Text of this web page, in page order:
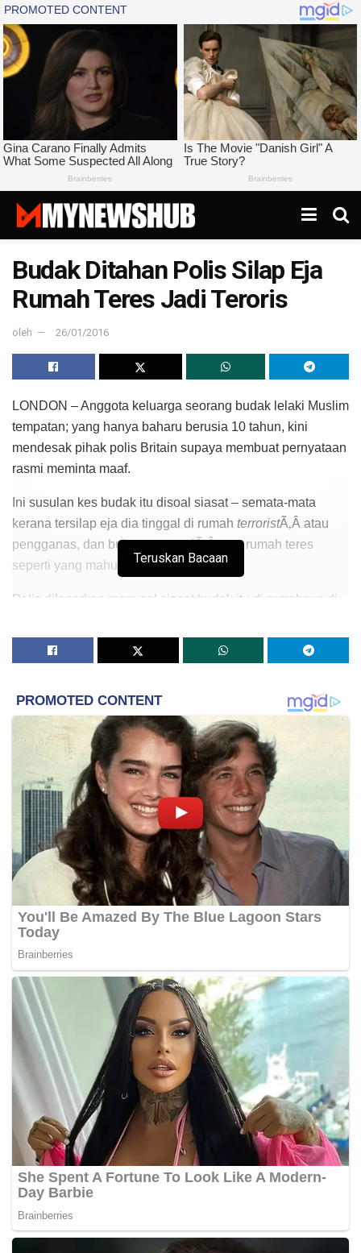
Budak Ditahan Polis Silap Eja
Rumah Teres Jadi Teroris
oleh 26/01/2016
LONDON – Anggota keluarga seorang budak lelaki Muslim
tempatan; yang hanya baharu berusia 10 tahun, kini
mendesak pihak polis Britain supaya membuat pernyataan
rasmi meminta maaf.
Ini susulan kes budak itu disoal siasat – semata-mata
kerana tersilap eja dia tinggal di rumah terroristÃ‚Â atau
pengganas, dan bukanterracedÃ‚Âatau rumah teres
seperti yang mahu dimaksudkannya.
Polis dilaporkan menyoal siasat budak itu di rumahnya di
komputer milik keluarganya setelah dia menulis ejaan
salah itu dalam kelas Bahasa Inggerisnya.
Menurut stesen tempatanBBC
, sejak Julai tahun lalu,
undang-undang Britain menghendaki guru-guru sekolah
untuk melaporkan sebarang kelakuan murid mereka yang
dikesan sebagai mencurigakan.
“Anda boleh bayangkan ini berlaku kepada seorang lelaki
berusia 30 tahun yang menjadi guru, tetapi tidak kepada
seorang anak kecil yang menetap di Accrington,” kata
sepupu budak lelaki itu kepada
BBC .
Contoh model rumeh teres di Britain. – Gambar hiasan
“Guru itu sepatutnya prihatin dengan masalah ejaannya.
Tetapi dia nampaknya takut keterlaluan waima dengan
tulisan salah eja, dan terlalu banyak fikirkan benda yang
bukan-bukan,” tambahnya lagi.
Miqdaad Versi, penolong setiausaha agung Majlis Muslim
Britain; kumpulan terbesar bagi pelbagai pertubuhan Islam
di Britain, menyalahkan program ‘pencegahan’ negara
ituÃ‚Â bertujuan mengekang radikalisme.
“Terdapat keprihatinan bahawa individu yang setakat
menjalani kehidupan harian mereka, dipantau pasukan
keselamatan dan dianggap sebagai individu yang
“Inilah yang akan terjadi akibat program pencegahan itu
Teruskan Bacaan